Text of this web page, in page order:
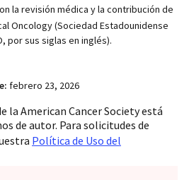
la revisión médica y la contribución de
Oncology (Sociedad Estadounidense
por sus siglas en inglés).
febrero 23, 2026
la American Cancer Society está
de autor. Para solicitudes de
Política de Uso del